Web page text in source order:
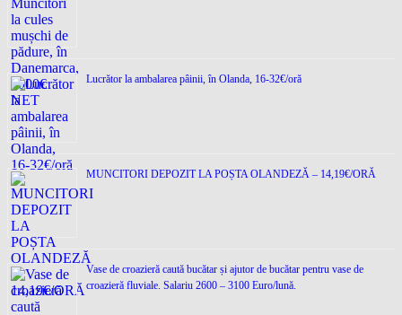
Lucrător la ambalarea pâinii, în Olanda, 16-32€/oră
MUNCITORI DEPOZIT LA POȘTA OLANDEZĂ – 14,19€/ORĂ
Vase de croazieră caută bucătar și ajutor de bucătar pentru vase de
croazieră fluviale. Salariu 2600 – 3100 Euro/lună.